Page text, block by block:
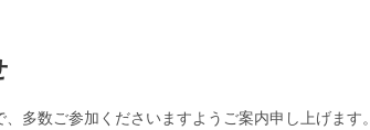
多数ご参加くださいますようご案内申し上げます。